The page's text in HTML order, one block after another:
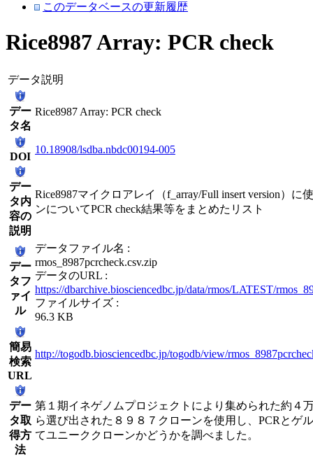
このデータベースの更新履歴
Rice8987 Array: PCR check
データ説明
デー
タ名
Rice8987 Array: PCR check
DOI
10.18908/lsdba.nbdc00194-005
デー
タ内
容の
説明
Rice8987マイクロアレイ（f_array/Full insert version）に
ンについてPCR check結果等をまとめたリスト
デー
タフ
ァイ
ル
データファイル名 :
rmos_8987pcrcheck.csv.zip
データのURL :
https://dbarchive.biosciencedbc.jp/data/rmos/LATEST/
ファイルサイズ :
96.3 KB
簡易
検索
URL
http://togodb.biosciencedbc.jp/togodb/view/
デー
タ取
得方
法
第１期イネゲノムプロジェクトにより集められた約４
ら選び出された８９８７クローンを使用し、PCRとゲ
てユニーククローンかどうかを調べました。